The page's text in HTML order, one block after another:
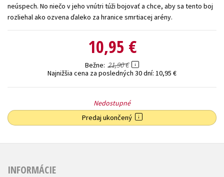
neúspech. No niečo v jeho vnútri túži bojovať a chce, aby sa tento boj
rozliehal ako ozvena ďaleko za hranice smrtiacej arény.
10,95 €
Bežne 21,90 €
Najnižšia cena za posledných 30 dní: 10,95 €
Nedostupné
Predaj ukončený
INFORMÁCIE